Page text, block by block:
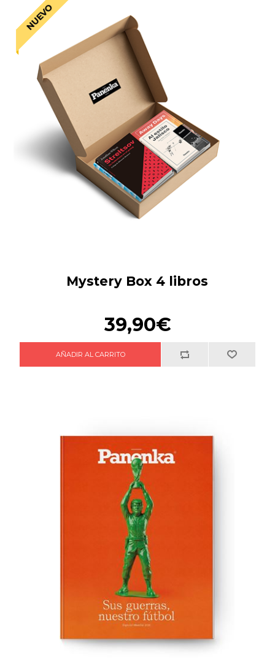
NUEVO
Mystery Box 4 libros
39,90€